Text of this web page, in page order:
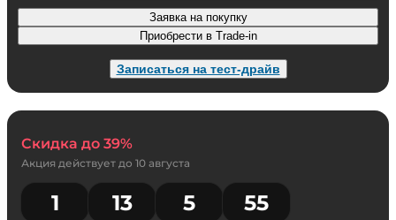
Скидка до 39%
Акция действует до 10 августа
1 13 5 55
Заявка на покупку
Приобрести в Trade-in
Записаться на тест-драйв